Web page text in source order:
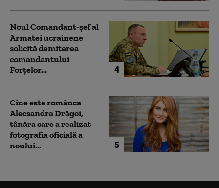
4
Noul Comandant-șef al
Armatei ucrainene
solicită demiterea
comandantului
Forțelor...
5
Cine este românca
Alecsandra Drăgoi,
tânăra care a realizat
fotografia oficială a
noului...